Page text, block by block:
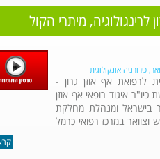
לרינגולוגיה, מיתרי הקול
כירורגיה אונקולוגית
לרפואת אף אוזן גרון -
איגוד רופאי אף אוזן
בישראל ומנהלת מחלקת
וצוואר במרכז רפואי כרמל